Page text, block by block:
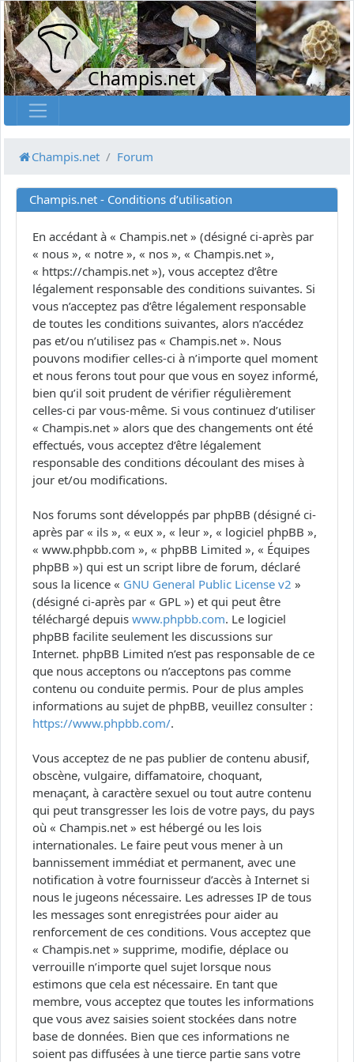
Champis.net
Champis.net Forum
Champis.net - Conditions d’utilisation
En accédant à « Champis.net » (désigné ci-après par
« nous », « notre », « nos », « Champis.net »,
« https://champis.net »), vous acceptez d’être
légalement responsable des conditions suivantes. Si
vous n’acceptez pas d’être légalement responsable
de toutes les conditions suivantes, alors n’accédez
pas et/ou n’utilisez pas « Champis.net ». Nous
pouvons modifier celles-ci à n’importe quel moment
et nous ferons tout pour que vous en soyez informé,
bien qu’il soit prudent de vérifier régulièrement
celles-ci par vous-même. Si vous continuez d’utiliser
« Champis.net » alors que des changements ont été
effectués, vous acceptez d’être légalement
responsable des conditions découlant des mises à
jour et/ou modifications.
Nos forums sont développés par phpBB (désigné ci-
après par « ils », « eux », « leur », « logiciel phpBB »,
« www.phpbb.com », « phpBB Limited », « Équipes
phpBB ») qui est un script libre de forum, déclaré
sous la licence « GNU General Public License v2 »
(désigné ci-après par « GPL ») et qui peut être
téléchargé depuis www.phpbb.com. Le logiciel
phpBB facilite seulement les discussions sur
Internet. phpBB Limited n’est pas responsable de ce
que nous acceptons ou n’acceptons pas comme
contenu ou conduite permis. Pour de plus amples
informations au sujet de phpBB, veuillez consulter :
https://www.phpbb.com/.
Vous acceptez de ne pas publier de contenu abusif,
obscène, vulgaire, diffamatoire, choquant,
menaçant, à caractère sexuel ou tout autre contenu
qui peut transgresser les lois de votre pays, du pays
où « Champis.net » est hébergé ou les lois
internationales. Le faire peut vous mener à un
bannissement immédiat et permanent, avec une
notification à votre fournisseur d’accès à Internet si
nous le jugeons nécessaire. Les adresses IP de tous
les messages sont enregistrées pour aider au
renforcement de ces conditions. Vous acceptez que
« Champis.net » supprime, modifie, déplace ou
verrouille n’importe quel sujet lorsque nous
estimons que cela est nécessaire. En tant que
membre, vous acceptez que toutes les informations
que vous avez saisies soient stockées dans notre
base de données. Bien que ces informations ne
soient pas diffusées à une tierce partie sans votre